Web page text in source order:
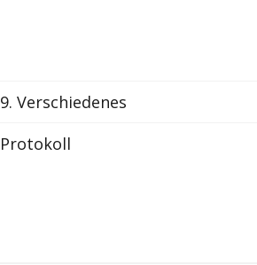
9. Verschiedenes
Protokoll